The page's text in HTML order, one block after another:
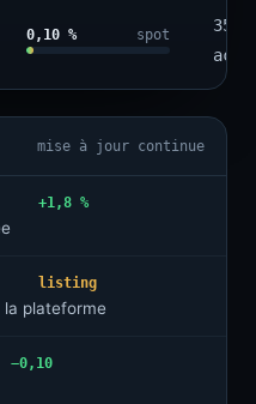
0,10 % spot
350+
mise à jour continue
+1,8 %
la plateforme
listing
−0,10